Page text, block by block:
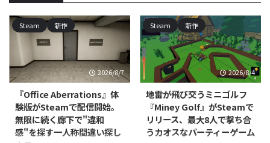
Steam 新作
2026/8/7
『Office Aberrations』体
験版がSteamで配信開始。
無限に続く廊下で"違和
感"を探す一人称間違い探し
Steam 新作
2026/8/4
地雷が飛び交うミニゴルフ
『Miney Golf』がSteamで
リリース、最大8人で撃ち合
うカオスなパーティーゲーム